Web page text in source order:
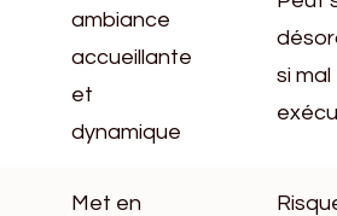
ambiance
accueillante
et
dynamique
si mal
Met en